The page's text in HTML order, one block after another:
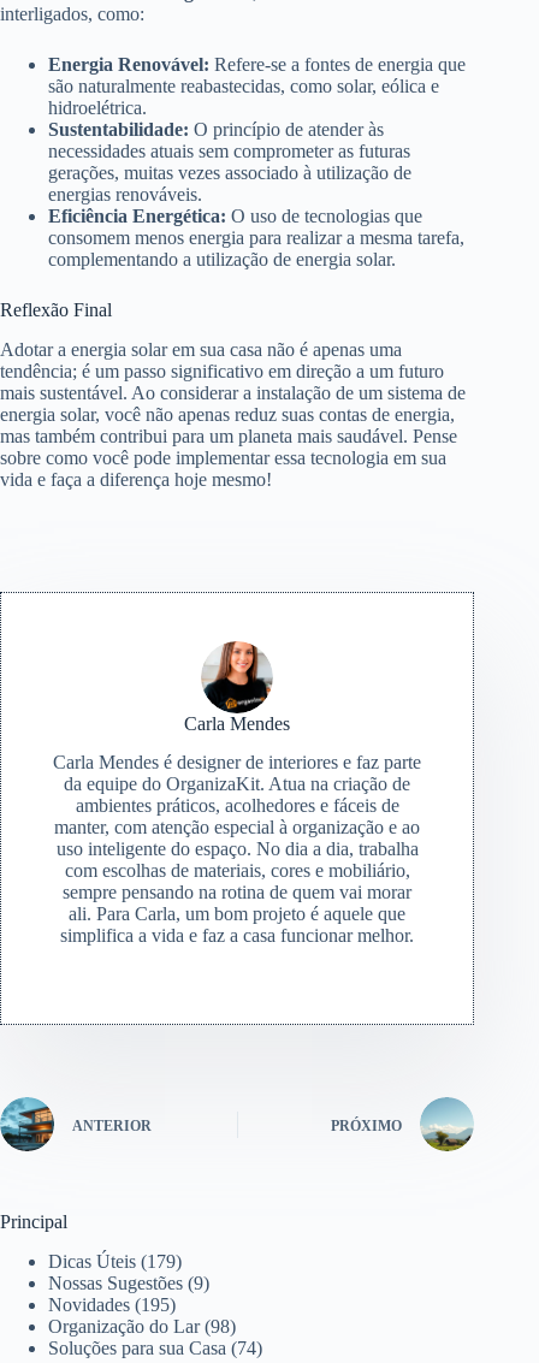
interligados, como:
Energia Renovável: Refere-se a fontes de energia que
são naturalmente reabastecidas, como solar, eólica e
hidroelétrica.
Sustentabilidade: O princípio de atender às
necessidades atuais sem comprometer as futuras
gerações, muitas vezes associado à utilização de
energias renováveis.
Eficiência Energética: O uso de tecnologias que
consomem menos energia para realizar a mesma tarefa,
complementando a utilização de energia solar.
Reflexão Final
Adotar a energia solar em sua casa não é apenas uma
tendência; é um passo significativo em direção a um futuro
mais sustentável. Ao considerar a instalação de um sistema de
energia solar, você não apenas reduz suas contas de energia,
mas também contribui para um planeta mais saudável. Pense
sobre como você pode implementar essa tecnologia em sua
vida e faça a diferença hoje mesmo!
Carla Mendes
Carla Mendes é designer de interiores e faz parte
da equipe do OrganizaKit. Atua na criação de
ambientes práticos, acolhedores e fáceis de
manter, com atenção especial à organização e ao
uso inteligente do espaço. No dia a dia, trabalha
com escolhas de materiais, cores e mobiliário,
sempre pensando na rotina de quem vai morar
ali. Para Carla, um bom projeto é aquele que
simplifica a vida e faz a casa funcionar melhor.
ANTERIOR PRÓXIMO
Principal
Dicas Úteis (179)
Nossas Sugestões (9)
Novidades (195)
Organização do Lar(98)
Soluções para sua Casa (74)